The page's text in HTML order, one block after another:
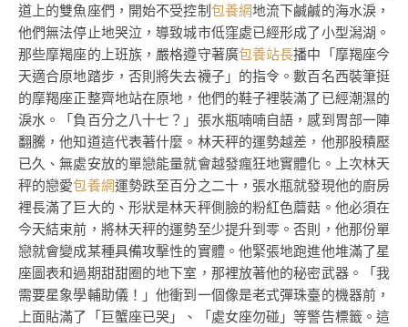
道上的雙魚座們，開始不受控制包養網地流下鹹鹹的海水淚，
他們無法停止地哭泣，導致城市低窪處已經形成了小型潟湖。
那些摩羯座的上班族，嚴格遵守著廣包養站長播中「摩羯座今
天適合原地踏步，否則將失去襪子」的指令。數百名西裝筆挺
的摩羯座正整齊地站在原地，他們的鞋子裡裝滿了已經潮濕的
淚水。「負百分之八十七？」張水瓶喃喃自語，感到胃部一陣
翻騰，他知道這代表著什麼。林天秤的運勢越差，他那股積壓
已久、無處安放的單戀能量就會越發瘋狂地實體化。上次林天
秤的戀愛包養網運勢跌至百分之二十，張水瓶就發現他的廚房
裡長滿了巨大的、形狀是林天秤側臉的粉紅色蘑菇。他必須在
今天結束前，將林天秤的運勢至少提升到零。否則，他那份單
戀就會變成某種具備攻擊性的實體。他緊張地跑進他堆滿了星
座圖表和過期甜甜圈的地下室，那裡放著他的秘密武器。「我
需要星象學輔助儀！」他衝到一個像是老式彈珠臺的機器前，
上面貼滿了「巨蟹座已哭」、「處女座勿碰」等警告標籤。這